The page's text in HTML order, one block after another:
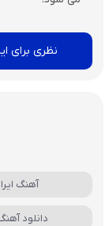
نظری برای
آهنگ
دانلود